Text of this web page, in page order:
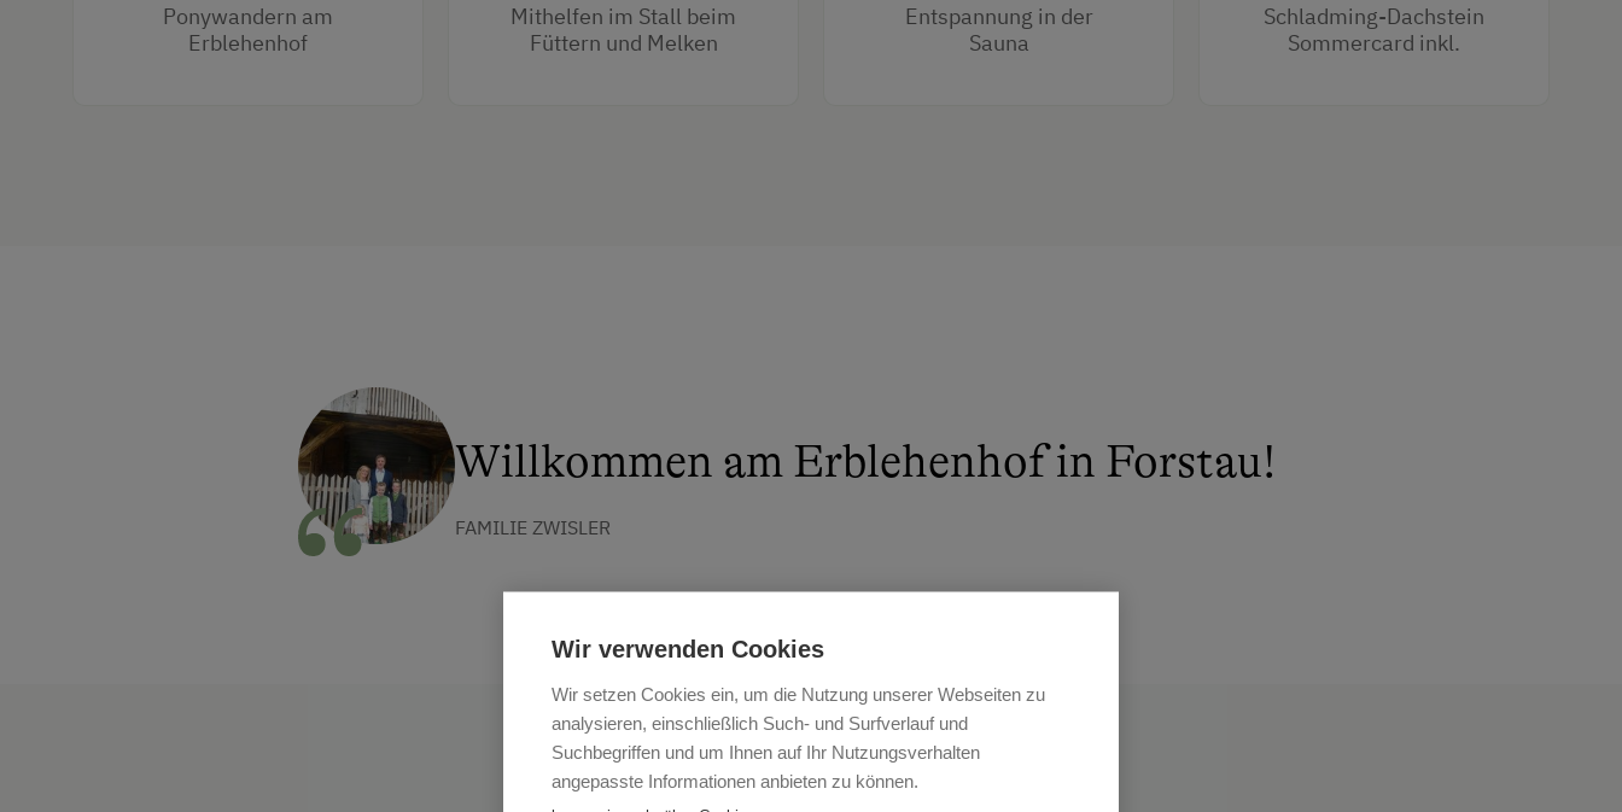
Ponywandern am
Erblehenhof
Mithelfen im Stall beim
Füttern und Melken
Entspannung in der
Sauna
Schladming-Dachstein
Sommercard inkl.
Willkommen am Erblehenhof in Forstau!
FAMILIE ZWISLER
Wir verwenden Cookies
Wir setzen Cookies ein, um die Nutzung unserer Webseiten zu
analysieren, einschließlich Such- und Surfverlauf und
Suchbegriffen und um Ihnen auf Ihr Nutzungsverhalten
angepasste Informationen anbieten zu können.